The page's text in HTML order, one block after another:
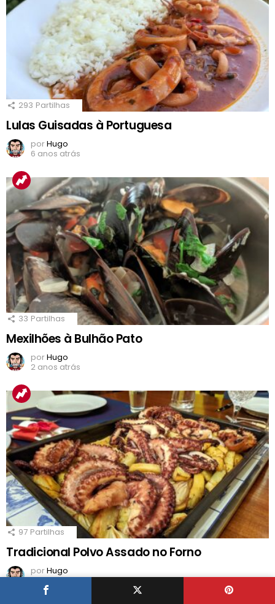
293 Partilhas
Lulas Guisadas à Portuguesa
porHugo
6 anos atrás
33 Partilhas
Mexilhões à Bulhão Pato
porHugo
2 anos atrás
97 Partilhas
Tradicional Polvo Assado no Forno
porHugo
4 anos atrás